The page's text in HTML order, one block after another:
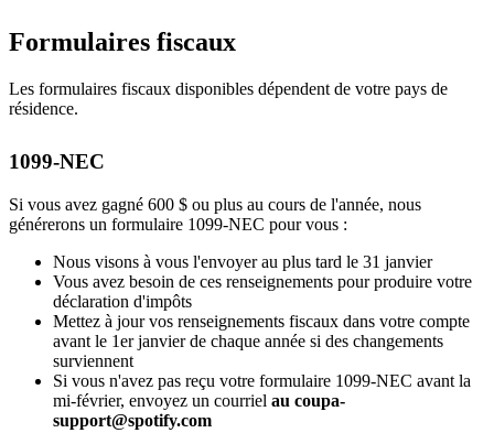
Formulaires fiscaux
Les formulaires fiscaux disponibles dépendent de votre pays de
résidence.
1099-NEC
Si vous avez gagné 600 $ ou plus au cours de l'année, nous
générerons un formulaire 1099-NEC pour vous :
Nous visons à vous l'envoyer au plus tard le 31 janvier
Vous avez besoin de ces renseignements pour produire votre
déclaration d'impôts
Mettez à jour vos renseignements fiscaux dans votre compte
avant le 1er janvier de chaque année si des changements
surviennent
Si vous n'avez pas reçu votre formulaire 1099-NEC avant la
mi-février, envoyez un courriel au coupa-
support@spotify.com